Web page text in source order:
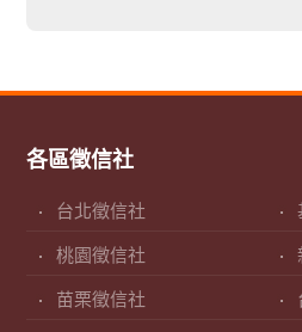
各區徵信社
台北徵信社
桃園徵信社
苗栗徵信社